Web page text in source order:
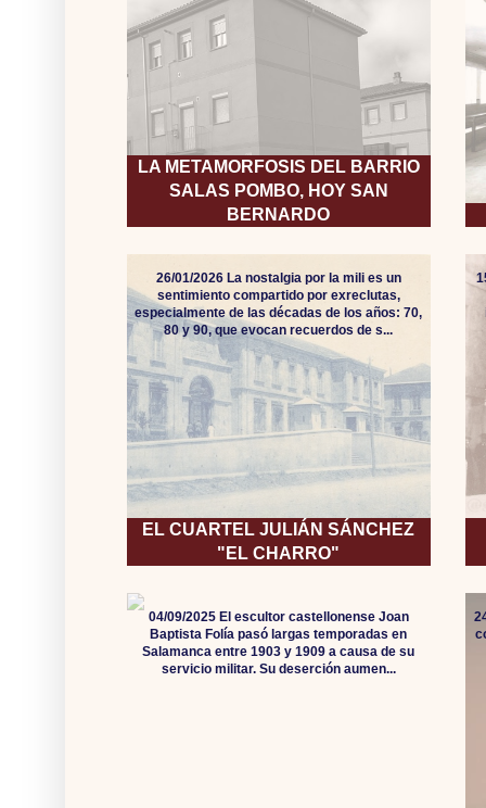
LA METAMORFOSIS DEL BARRIO
SALAS POMBO, HOY SAN
BERNARDO
EL CUARTEL JULIÁN SÁNCHEZ
"EL CHARRO"
26/01/2026 La nostalgia por la mili es un
sentimiento compartido por exreclutas,
especialmente de las décadas de los años: 70,
80 y 90, que evocan recuerdos de s...
04/09/2025 El escultor castellonense Joan
Baptista Folía pasó largas temporadas en
Salamanca entre 1903 y 1909 a causa de su
servicio militar. Su deserción aumen...